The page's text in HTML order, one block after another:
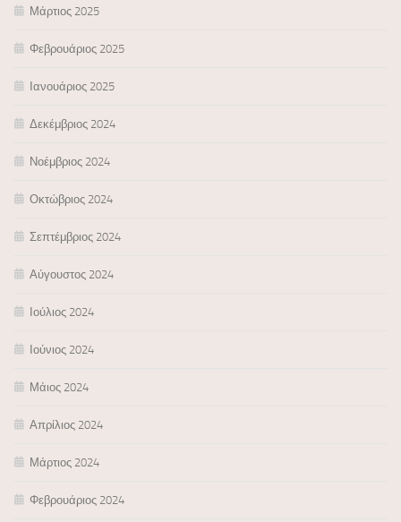
Μάρτιος 2025
Φεβρουάριος 2025
Ιανουάριος 2025
Δεκέμβριος 2024
Νοέμβριος 2024
Οκτώβριος 2024
Σεπτέμβριος 2024
Αύγουστος 2024
Ιούλιος 2024
Ιούνιος 2024
Μάιος 2024
Απρίλιος 2024
Μάρτιος 2024
Φεβρουάριος 2024